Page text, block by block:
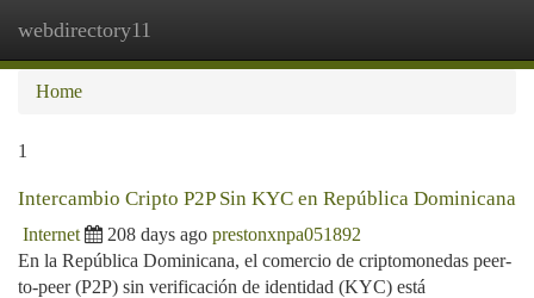
webdirectory11
Home
1
Intercambio Cripto P2P Sin KYC en República Dominicana
Internet 208 days ago prestonxnpa051892
En la República Dominicana, el comercio de criptomonedas peer-
to-peer (P2P) sin verificación de identidad (KYC) está